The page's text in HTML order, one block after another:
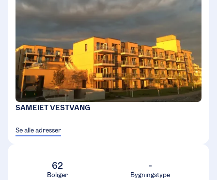
SAMEIET VESTVANG
Se alle adresser
62
Boliger
-
Bygningstype